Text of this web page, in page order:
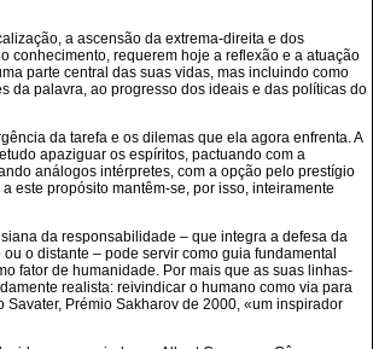
a ascensão da extrema-direita e dos
conhecimento, requerem hoje a reflexão e a atuação
parte central das suas vidas, mas incluindo como
da palavra, ao progresso dos ideais e das políticas do
da tarefa e os dilemas que ela agora enfrenta. A
apaziguar os espíritos, pactuando com a
análogos intérpretes, com a opção pelo prestígio
este propósito mantêm-se, por isso, inteiramente
da responsabilidade – que integra a defesa da
o distante – pode servir como guia fundamental
fator de humanidade. Por mais que as suas linhas-
realista: reivindicar o humano como via para
Prémio Sakharov de 2000, «um inspirador